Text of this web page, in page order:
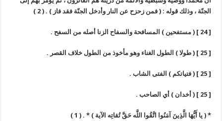
الجنّة ، وذلك قوله : ( فمن زحزح عن النار وأدخل الجنّة فقد فاز ) . ( 2 )
[ 24 ] ( مستفحين ) المسافحة والسفاح الزنا أصله من السفح .
[ 25 ] ( طولا ) الطول الغناء وهو مأخوذ من الطول خلاف القصر .
[ 25 ] ( فتياتكم ) الفتى الشاب .
[ 25 ] ( أخدان ) أي الصاحب .
* ( يا أَيُّهَا الَّذِينَ آمَنُوا اتَّقُوا اللَّه حَقَّ تُقاتِه الآية ) * . ( 1 )